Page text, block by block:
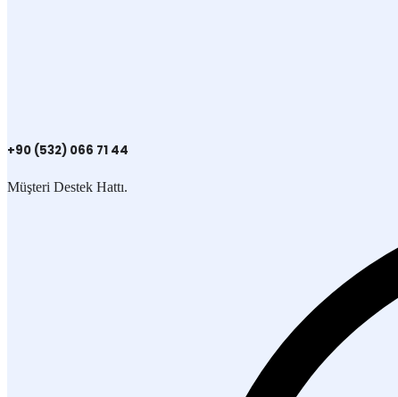
+90 (532) 066 71 44
Müşteri Destek Hattı.